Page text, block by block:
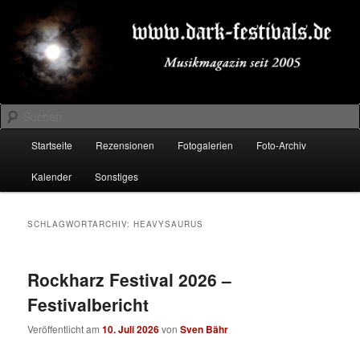
primären
Inhalt
springen
sekundären
Inhalt
springenDARK-FESTIVALS.DE
Suchen
Startseite Rezensionen Fotogalerien Foto-Archiv
Kalender Sonstiges
SCHLAGWORTARCHIV:HEAVYSAURUS
Rockharz Festival 2026 –
Festivalbericht
Veröffentlicht am10. Juli 2026vonSven Bähr